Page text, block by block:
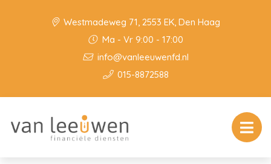
Westmadeweg 71, 2553 EK, Den Haag
Ma - Vr 9:00 - 17:00
info@vanleeuwenfd.nl
015-8872588